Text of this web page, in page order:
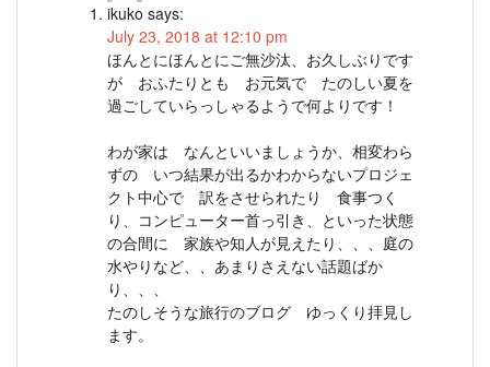
ikuko says:
July 23, 2018 at 12:10 pm
ほんとにほんとにご無沙汰、お久しぶりです
が おふたりとも お元気で たのしい夏を
過ごしていらっしゃるようで何よりです！
わが家は なんといいましょうか、相変わら
ずの いつ結果が出るかわからないプロジェ
クト中心で 訳をさせられたり 食事つく
り、コンピューター首っ引き、といった状態
の合間に 家族や知人が見えたり、、、庭の
水やりなど、、あまりさえない話題ばか
り、、、
たのしそうな旅行のブログ ゆっくり拝見し
ます。